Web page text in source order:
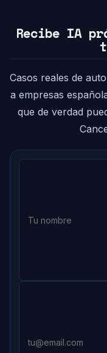
Recibe IA
Casos reales de
a empresas
que de verdad